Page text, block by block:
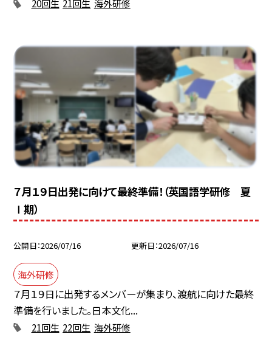
20回生 21回生 海外研修
７月１９日出発に向けて最終準備！（英国語学研修 夏
Ⅰ期）
公開日 2026/07/16 更新日 2026/07/16
海外研修
７月１９日に出発するメンバーが集まり、渡航に向けた最終
準備を行いました。日本文化...
21回生 22回生 海外研修